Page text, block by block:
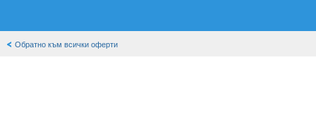
Обратно към всички оферти